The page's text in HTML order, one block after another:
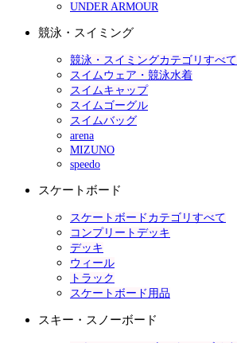
UNDER ARMOUR
競泳・スイミング
競泳・スイミングカテゴリすべて
スイムウェア・競泳水着
スイムキャップ
スイムゴーグル
スイムバッグ
arena
MIZUNO
speedo
スケートボード
スケートボードカテゴリすべて
コンプリートデッキ
デッキ
ウィール
トラック
スケートボード用品
スキー・スノーボード